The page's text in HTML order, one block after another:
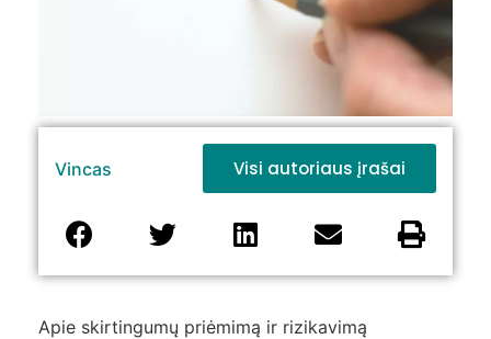
Vincas Visi autoriaus įrašai
Apie skirtingumų priėmimą ir rizikavimą